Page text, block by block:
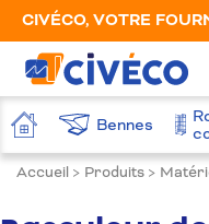
CIVÉCO, VOTRE
Accueil Bennes
Accueil > Produits >